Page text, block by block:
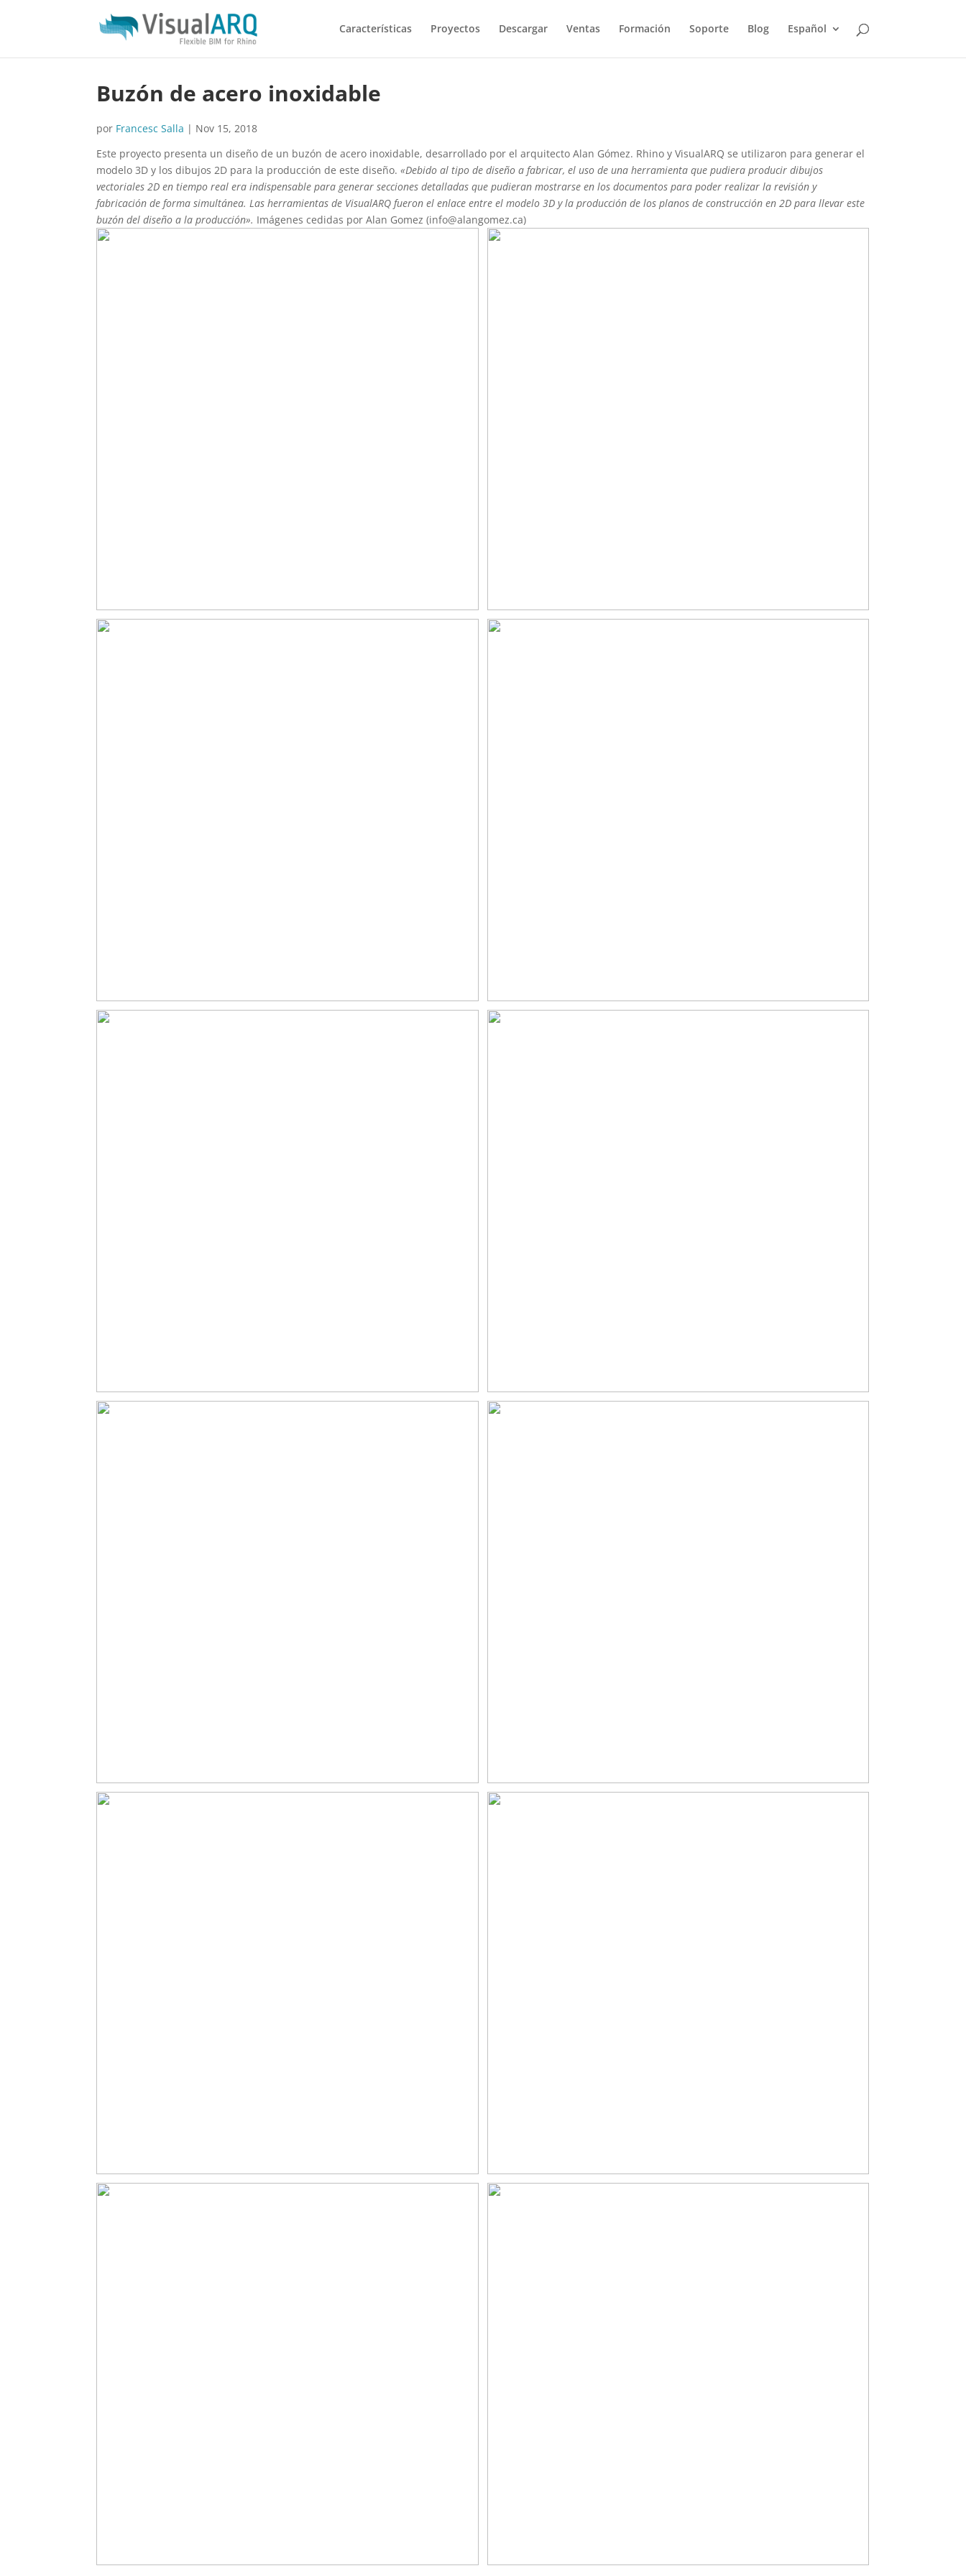
Características Proyectos Descargar Ventas Formación Soporte Blog Español
Buzón de acero inoxidable
por Francesc Salla | Nov 15, 2018
Este proyecto presenta un diseño de un buzón de acero inoxidable, desarrollado por el arquitecto Alan Gómez. Rhino y VisualARQ se utilizaron para generar el
modelo 3D y los dibujos 2D para la producción de este diseño.«Debido al tipo de diseño a fabricar, el uso de una herramienta que pudiera producir dibujos
vectoriales 2D en tiempo real era indispensable para generar secciones detalladas que pudieran mostrarse en los documentos para poder realizar la revisión y
fabricación de forma simultánea. Las herramientas de VisualARQ fueron el enlace entre el modelo 3D y la producción de los planos de construcción en 2D para llevar este
buzón del diseño a la producción». Imágenes cedidas por Alan Gomez (info@alangomez.ca)